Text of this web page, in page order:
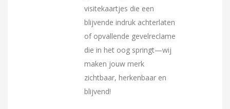
visitekaartjes die een
blijvende indruk achterlaten
of opvallende gevelreclame
die in het oog springt—wij
maken jouw merk
zichtbaar, herkenbaar en
blijvend!